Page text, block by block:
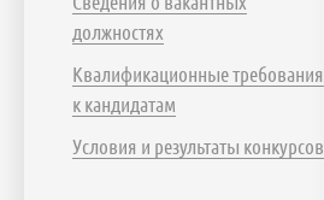
должностях
Квалификационные требования
к кандидатам
Условия и результаты конкурсов